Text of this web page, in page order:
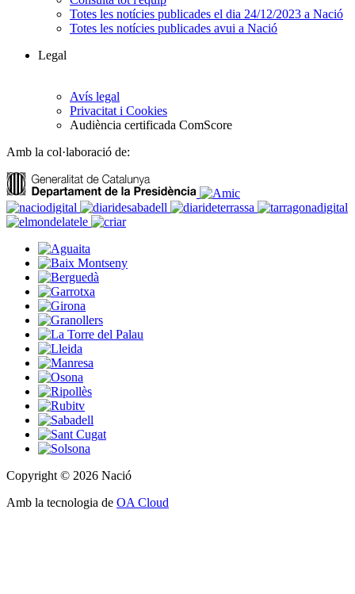
Totes les notícies publicades el dia 24/12/2023 a Nació
Totes les notícies publicades avui a Nació
Legal
Avís legal
Privacitat i Cookies
Audiència certificada ComScore
Amb la col·laboració de:
Copyright © 2026 Nació
Amb la tecnologia de OA Cloud